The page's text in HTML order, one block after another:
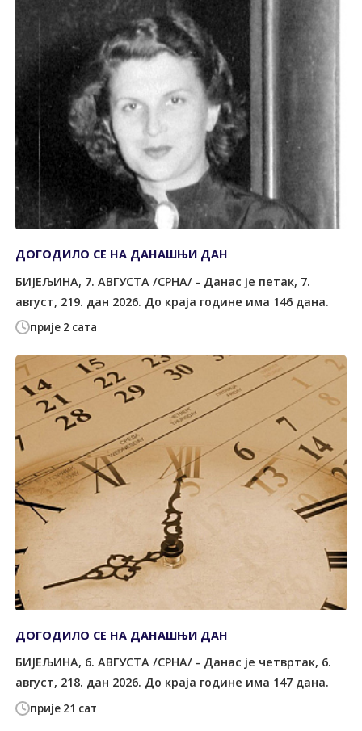
прије 2 сата
ДОГОДИЛО СЕ НА ДАНАШЊИ ДАН
БИЈЕЉИНА, 7. АВГУСТА /СРНА/ - Данас је петак, 7.
август, 219. дан 2026. До краја године има 146 дана.
прије 21 сат
ДОГОДИЛО СЕ НА ДАНАШЊИ ДАН
БИЈЕЉИНА, 6. АВГУСТА /СРНА/ - Данас је четвртак, 6.
август, 218. дан 2026. До краја године има 147 дана.